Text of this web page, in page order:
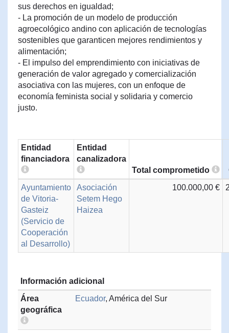
sus derechos en igualdad;
- La promoción de un modelo de producción
agroecológico andino con aplicación de tecnologías
sostenibles que garanticen mejores rendimientos y
alimentación;
- El impulso del emprendimiento con iniciativas de
generación de valor agregado y comercialización
asociativa con las mujeres, con un enfoque de
economía feminista social y solidaria y comercio
justo.
Entidad
financiadora
Entidad
canalizadora
Total comprometido
Ayuntamiento
de Vitoria-
Gasteiz
(Servicio de
Cooperación
al Desarrollo)
Asociación
Setem Hego
Haizea
100.000,00 €
Información adicional
Área
geográfica
Ecuador, América del Sur